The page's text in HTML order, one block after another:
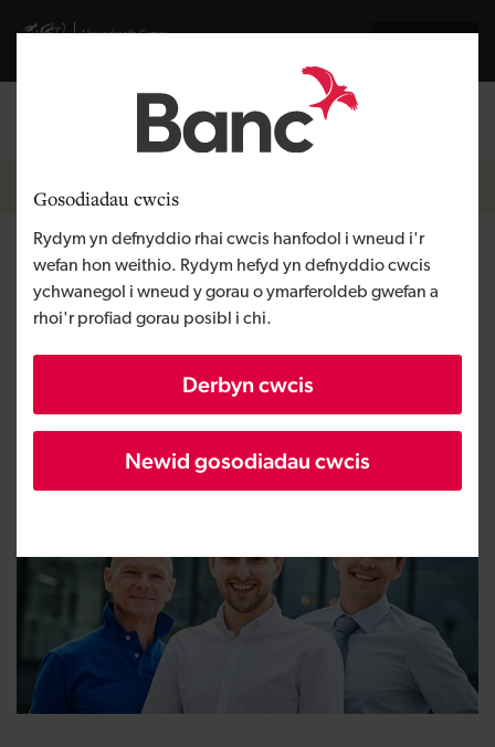
Gosodiadau cwcis
Rydym yn defnyddio rhai cwcis hanfodol i wneud i'r
wefan hon weithio. Rydym hefyd yn defnyddio cwcis
ychwanegol i wneud y gorau o ymarferoldeb gwefan a
rhoi'r profiad gorau posibl i chi.
Derbyn cwcis
Newid gosodiadau cwcis
Visit gov.wales website
Mewngofnodi
Breadcrumb
Hafan
Moneyshake
Rhanbarth De Cymru
Datblygu menter technoleg
Maint BBaCh
Dros £100,000